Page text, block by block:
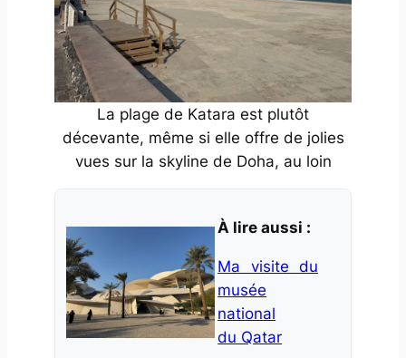
La plage de Katara est plutôt
décevante, même si elle offre de jolies
vues sur la skyline de Doha, au loin
À lire aussi :
Ma visite du
musée
national
du Qatar